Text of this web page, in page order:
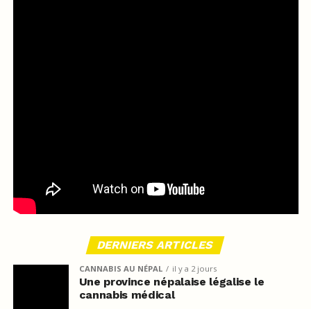
DERNIERS ARTICLES
CANNABIS AU NÉPAL il y a 2 jours
Une province népalaise légalise le
cannabis médical